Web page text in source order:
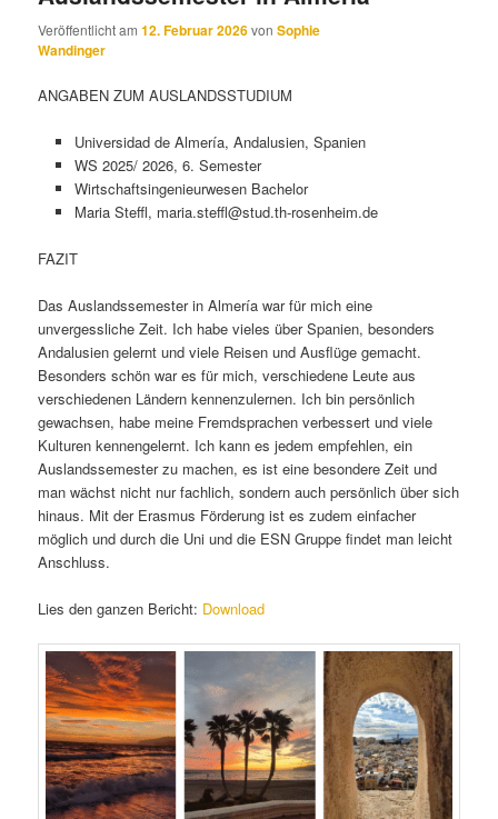
Veröffentlicht am12. Februar 2026vonSophie
Wandinger
ANGABEN ZUM AUSLANDSSTUDIUM
Universidad de Almería, Andalusien, Spanien
WS 2025/ 2026, 6. Semester
Wirtschaftsingenieurwesen Bachelor
Maria Steffl, maria.steffl@stud.th-rosenheim.de
FAZIT
Das Auslandssemester in Almería war für mich eine
unvergessliche Zeit. Ich habe vieles über Spanien, besonders
Andalusien gelernt und viele Reisen und Ausflüge gemacht.
Besonders schön war es für mich, verschiedene Leute aus
verschiedenen Ländern kennenzulernen. Ich bin persönlich
gewachsen, habe meine Fremdsprachen verbessert und viele
Kulturen kennengelernt. Ich kann es jedem empfehlen, ein
Auslandssemester zu machen, es ist eine besondere Zeit und
man wächst nicht nur fachlich, sondern auch persönlich über sich
hinaus. Mit der Erasmus Förderung ist es zudem einfacher
möglich und durch die Uni und die ESN Gruppe findet man leicht
Anschluss.
Lies den ganzen Bericht: Download